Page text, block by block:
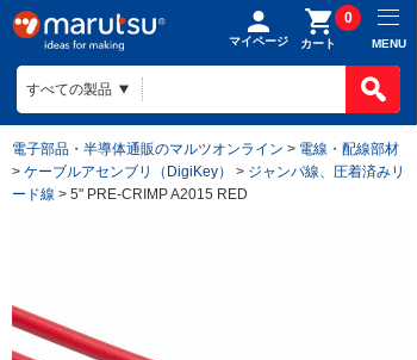
マイページ カート
0
MENU
電子部品・半導体通販のマルツオンライン > 電線・配線部材
> ケーブルアセンブリ（DigiKey） > ジャンパ線、圧着済みリ
ード線 > 5" PRE-CRIMP A2015 RED